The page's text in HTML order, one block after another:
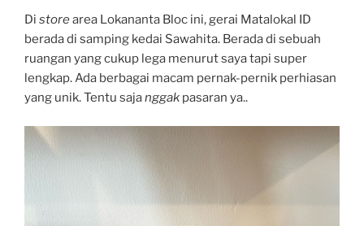
Di storearea Lokananta Bloc ini, gerai Matalokal ID
berada di samping kedai Sawahita. Berada di sebuah
ruangan yang cukup lega menurut saya tapi super
lengkap. Ada berbagai macam pernak-pernik perhiasan
yang unik. Tentu sajanggak pasaran ya..